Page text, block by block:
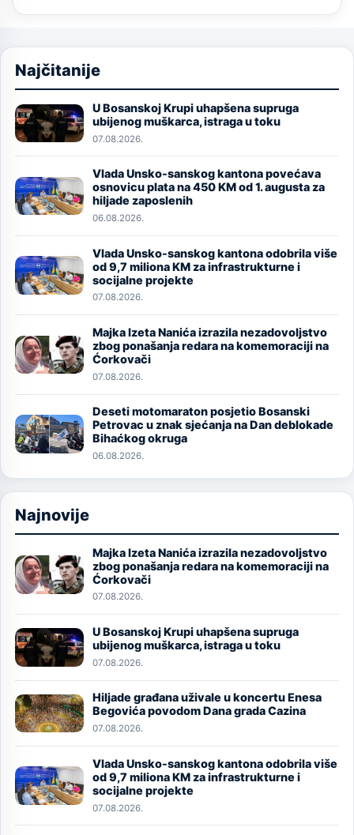
Najčitanije
Image
U Bosanskoj Krupi uhapšena supruga
ubijenog muškarca, istraga u toku
07.08.2026.
Image
Vlada Unsko-sanskog kantona povećava
osnovicu plata na 450 KM od 1. augusta za
hiljade zaposlenih
06.08.2026.
Image
Vlada Unsko-sanskog kantona odobrila više
od 9,7 miliona KM za infrastrukturne i
socijalne projekte
07.08.2026.
Image
Majka Izeta Nanića izrazila nezadovoljstvo
zbog ponašanja redara na komemoraciji na
Ćorkovači
07.08.2026.
Image
Deseti motomaraton posjetio Bosanski
Petrovac u znak sjećanja na Dan deblokade
Bihaćkog okruga
06.08.2026.
Najnovije
Image
Majka Izeta Nanića izrazila nezadovoljstvo
zbog ponašanja redara na komemoraciji na
Ćorkovači
07.08.2026.
Image
U Bosanskoj Krupi uhapšena supruga
ubijenog muškarca, istraga u toku
07.08.2026.
Image
Hiljade građana uživale u koncertu Enesa
Begovića povodom Dana grada Cazina
07.08.2026.
Image
Vlada Unsko-sanskog kantona odobrila više
od 9,7 miliona KM za infrastrukturne i
socijalne projekte
07.08.2026.